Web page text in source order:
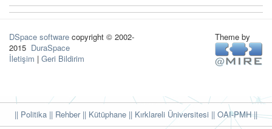
DSpace software copyright © 2002-
2015 DuraSpace
İletişim | Geri Bildirim
Theme by
|| Politika || Rehber|| Kütüphane || Kırklareli Üniversitesi || OAI-PMH ||